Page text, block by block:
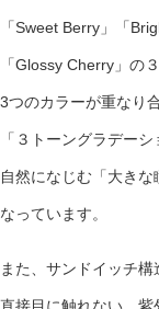
「Sweet Berry」「
「Glossy Cherry」の
3つのカラーが重なり
「３トーングラデー
自然になじむ「大き
なっています。
また、サンドイッチ